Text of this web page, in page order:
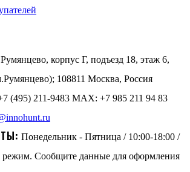
корпус Г, подъезд 18, этаж 6,
108811 Москва, Россия
(495) 211-9483 MAX: +7 985 211 94 83
Понедельник - Пятница / 10:00-18:00 /
Сообщите данные для оформления